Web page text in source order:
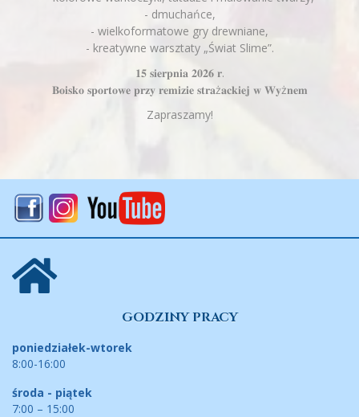
GODZINY PRACY
poniedziałek-wtorek
8:00-16:00
środa - piątek
7:00 – 15:00
- dmuchańce,
- wielkoformatowe gry drewniane,
- kreatywne warsztaty „Świat Slime”.
𝟏𝟓 𝐬𝐢𝐞𝐫𝐩𝐧𝐢𝐚 𝟐𝟎𝟐𝟔 𝐫.
𝐁𝐨𝐢𝐬𝐤𝐨 𝐬𝐩𝐨𝐫𝐭𝐨𝐰𝐞 𝐩𝐫𝐳𝐲 𝐫𝐞𝐦𝐢𝐳𝐢𝐞 𝐬𝐭𝐫𝐚ż𝐚𝐜𝐤𝐢𝐞𝐣 𝐰 𝐖𝐲ż𝐧𝐞𝐦
Zapraszamy!